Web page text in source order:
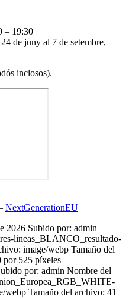
– 19:30
de juny al 7 de setembre,
inclosos).
NextGenerationEU